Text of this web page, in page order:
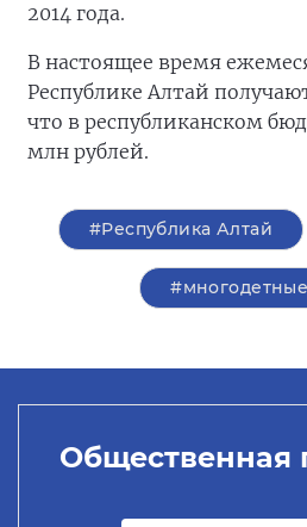
2014 года.
В настоящее время
Республике Алтай
что в республиканском
млн рублей.
#Республика Алтай
Общественная